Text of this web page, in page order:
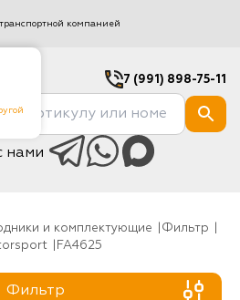
компанией
7 (991) 898-75-11
нами
и комплектующие
фильтр
FA4625
Фильтр